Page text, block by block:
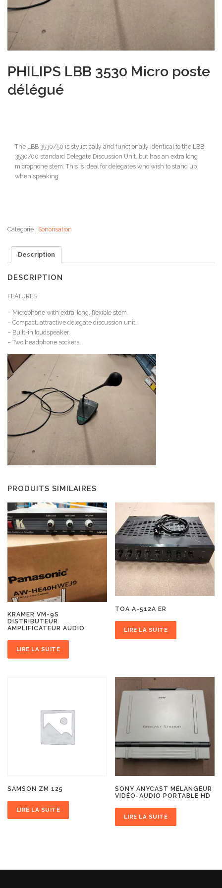
PHILIPS LBB 3530 Micro poste
délégué
The LBB 3530/50 is stylistically and functionally identical to the LBB
3530/00 standard Delegate Discussion Unit, but has an extra long
microphone stem. This is ideal for delegates who wish to stand up
when speaking.
Catégorie : Sonorisation
Description
DESCRIPTION
FEATURES
– Microphone with extra-long, flexible stem.
– Compact, attractive delegate discussion unit.
– Built-in loudspeaker.
– Two headphone sockets.
PRODUITS SIMILAIRES
KRAMER VM-9S
DISTRIBUTEUR
AMPLIFICATEUR AUDIO
LIRE LA SUITE
TOA A-512A ER
LIRE LA SUITE
SAMSON ZM 125
LIRE LA SUITE
SONY ANYCAST MÉLANGEUR
VIDÉO-AUDIO PORTABLE HD
LIRE LA SUITE